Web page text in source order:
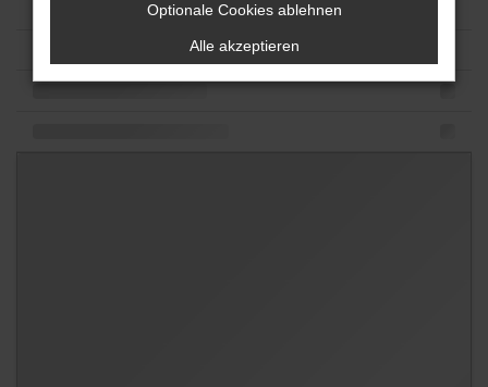
Optionale Cookies ablehnen
Alle akzeptieren